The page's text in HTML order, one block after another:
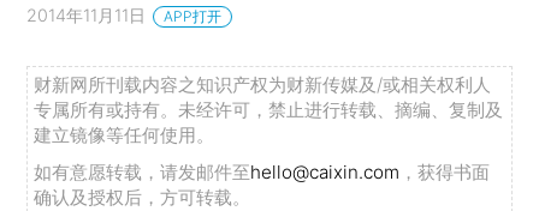
2014年11月11日 APP打开
财新网所刊载内容之知识产权为财新传媒及/或相关权利人
专属所有或持有。未经许可，禁止进行转载、摘编、复制及
建立镜像等任何使用。
如有意愿转载，请发邮件至hello@caixin.com ，获得书面
确认及授权后，方可转载。